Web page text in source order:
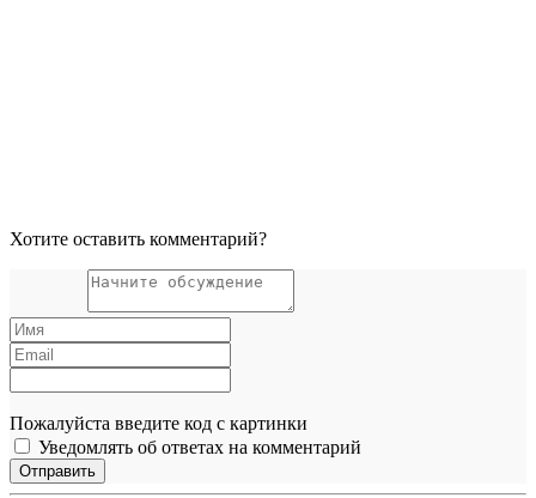
Хотите оставить комментарий?
Пожалуйста введите код с картинки
Уведомлять об ответах на комментарий